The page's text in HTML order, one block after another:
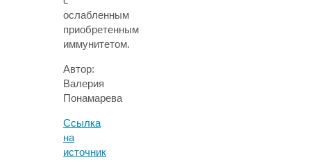
ослабленным
приобретенным
иммунитетом.
Автор:
Валерия
Понамарева
Ссылка
на
источник